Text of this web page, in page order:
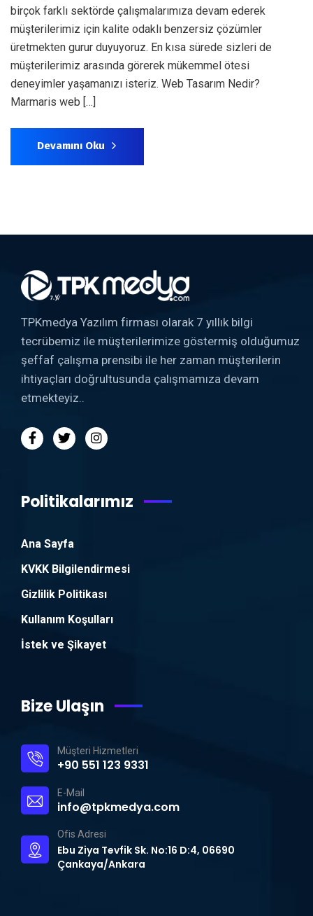
birçok farklı sektörde çalışmalarımıza devam ederek
müşterilerimiz için kalite odaklı benzersiz çözümler
üretmekten gurur duyuyoruz. En kısa sürede sizleri de
müşterilerimiz arasında görerek mükemmel ötesi
deneyimler yaşamanızı isteriz. Web Tasarım Nedir?
Marmaris web […]
Devamını Oku
TPKmedya Yazılım firması olarak 7 yıllık bilgi
tecrübemiz ile müşterilerimize göstermiş olduğumuz
şeffaf çalışma prensibi ile her zaman müşterilerin
ihtiyaçları doğrultusunda çalışmamıza devam
etmekteyiz..
Politikalarımız
Ana Sayfa
KVKK Bilgilendirmesi
Gizlilik Politikası
Kullanım Koşulları
İstek ve Şikayet
Bize Ulaşın
Müşteri Hizmetleri
+90 551 123 9331
E-Mail
info@tpkmedya.com
Ofis Adresi
Ebu Ziya Tevfik Sk. No:16 D:4, 06690
Çankaya/Ankara